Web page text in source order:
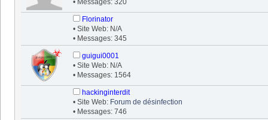
Florinator
• Site Web: N/A
• Messages: 345
guigui0001
• Site Web: N/A
• Messages: 1564
hackinginterdit
• Site Web: Forum de désinfection
• Messages: 746